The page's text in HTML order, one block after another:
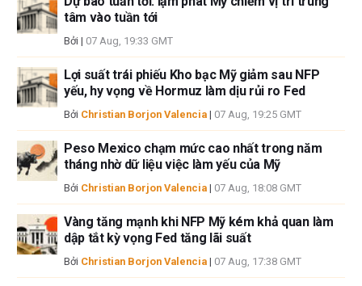
cập trong bài viết này và không có quan hệ kinh doanh với bất kỳ công ty
nào được đề cập. Tác giả không nhận được tiền công cho việc viết bài
này, ngoài từ FXStreet.
giả không cam đoan về tính chính xác, đầy đủ hoặc phù hợp của thông
tin này. FXStreet và tác giả sẽ không chịu trách nhiệm về bất kỳ sai sót,
thiếu sót hoặc bất kỳ tổn thất, thương tích hoặc thiệt hại nào phát sinh từ
thông tin này và việc hiển thị hoặc sử dụng thông tin này. Ngoại trừ các
lỗi và thiếu sót.
Tác giả và FXStreet không phải là các cố vấn đầu tư đã đăng ký và không
có nội dung nào trong bài viết này nhằm mục đích tư vấn đầu tư.
tâm vào tuần tới
Bởi | 07 Aug, 19:33 GMT
Lợi suất trái phiếu Kho bạc Mỹ giảm sau NFP
yếu, hy vọng về Hormuz làm dịu rủi ro Fed
Bởi Christian Borjon Valencia | 07 Aug, 19:25 GMT
Peso Mexico chạm mức cao nhất trong năm
tháng nhờ dữ liệu việc làm yếu của Mỹ
Bởi Christian Borjon Valencia | 07 Aug, 18:08 GMT
Vàng tăng mạnh khi NFP Mỹ kém khả quan làm
dập tắt kỳ vọng Fed tăng lãi suất
Bởi Christian Borjon Valencia | 07 Aug, 17:38 GMT